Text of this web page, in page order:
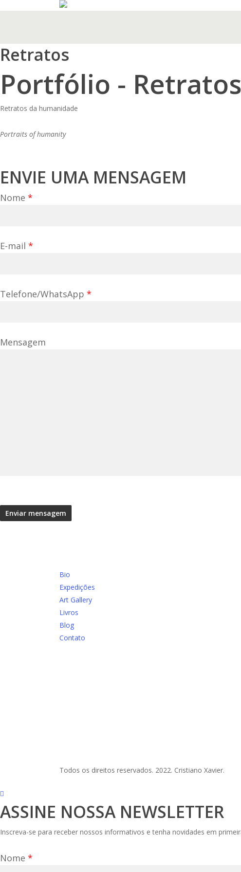
content
Retratos
Portfólio - Retratos
Retratos da humanidade
Portraits of humanity
ENVIE UMA MENSAGEM
Nome *
E-mail *
Telefone/WhatsApp *
Mensagem
Bio
Expedições
Art Gallery
Livros
Blog
Contato
Todos os direitos reservados. 2022. Cristiano Xavier.
ASSINE NOSSA NEWSLETTER
Inscreva-se para receber nossos informativos e tenha novidades em
Nome *